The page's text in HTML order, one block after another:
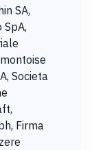
SA,
Societa
Firma